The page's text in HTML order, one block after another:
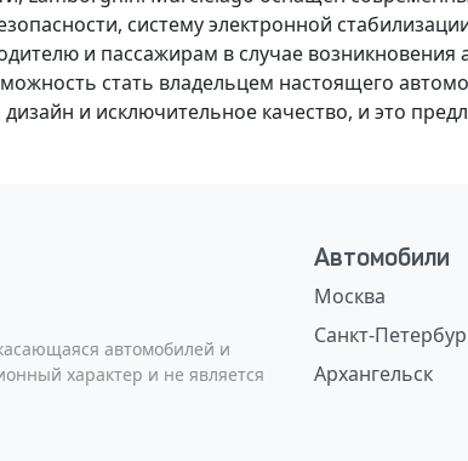
, систему электронной
и пассажирам в случае
стать владельцем настоящего
и исключительное качество, и это
автомобилей и
характер и не является
Автомобили
Москва
Санкт-
Архангельск